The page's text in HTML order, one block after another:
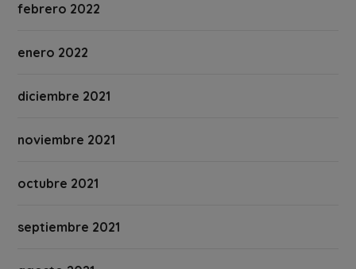
febrero 2022
enero 2022
diciembre 2021
noviembre 2021
octubre 2021
septiembre 2021